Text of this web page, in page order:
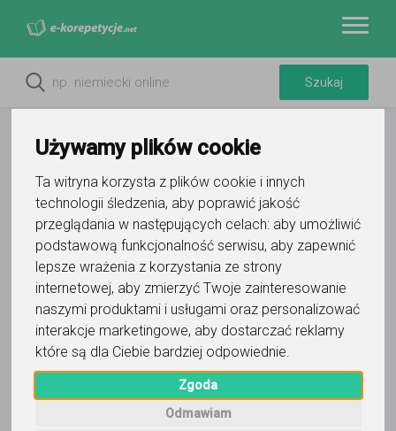
Używamy plików cookie
Ta witryna korzysta z plików cookie i innych
technologii śledzenia, aby poprawić jakość
przeglądania w następujących celach: aby umożliwić
podstawową funkcjonalność serwisu, aby zapewnić
lepsze wrażenia z korzystania ze strony
internetowej, aby zmierzyć Twoje zainteresowanie
naszymi produktami i usługami oraz personalizować
interakcje marketingowe, aby dostarczać reklamy
które są dla Ciebie bardziej odpowiednie
Zgoda
Odmawiam
Do ulubionych
Oznacz wystąpienie kontaktu